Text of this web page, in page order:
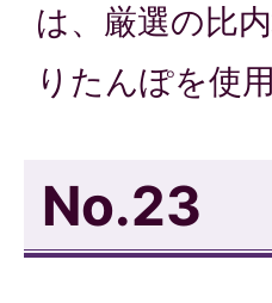
は、厳選の比
りたんぽを使
No.23